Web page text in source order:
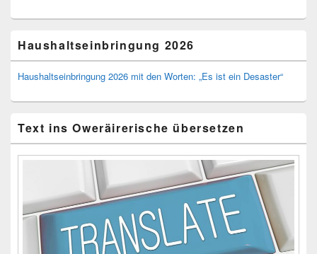
Haushaltseinbringung 2026
Haushaltseinbringung 2026 mit den Worten: „Es ist ein Desaster“
Text ins Oweräirerische übersetzen